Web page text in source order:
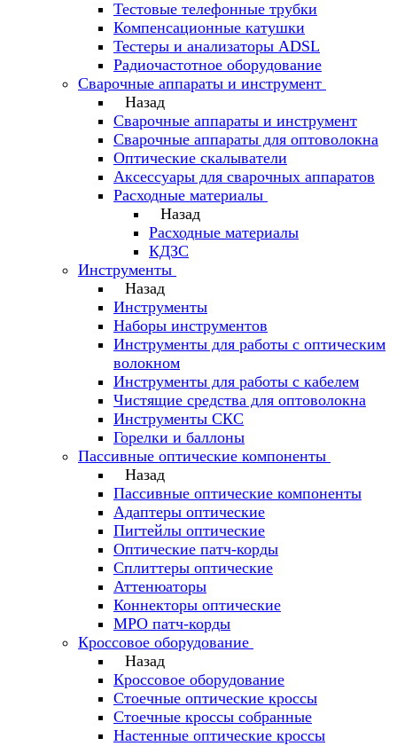
Тестовые телефонные трубки
Компенсационные катушки
Тестеры и анализаторы ADSL
Радиочастотное оборудование
Сварочные аппараты и инструмент
Назад
Сварочные аппараты и инструмент
Сварочные аппараты для оптоволокна
Оптические скалыватели
Аксессуары для сварочных аппаратов
Расходные материалы
Назад
Расходные материалы
КДЗС
Инструменты
Назад
Инструменты
Наборы инструментов
Инструменты для работы с оптическим
волокном
Инструменты для работы с кабелем
Чистящие средства для оптоволокна
Инструменты СКС
Горелки и баллоны
Пассивные оптические компоненты
Назад
Пассивные оптические компоненты
Адаптеры оптические
Пигтейлы оптические
Оптические патч-корды
Сплиттеры оптические
Аттенюаторы
Коннекторы оптические
MPO патч-корды
Кроссовое оборудование
Назад
Кроссовое оборудование
Стоечные оптические кроссы
Стоечные кроссы собранные
Настенные оптические кроссы